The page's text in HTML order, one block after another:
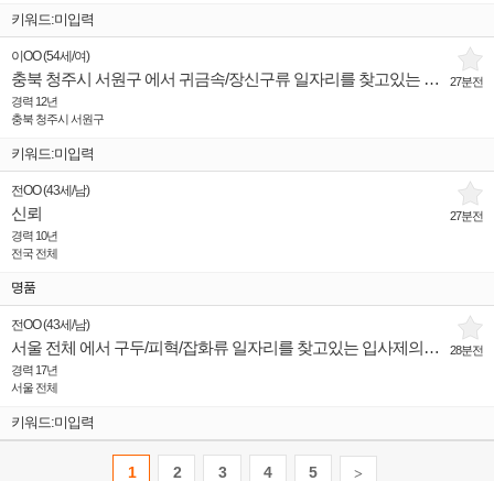
키워드:미입력
27분전
이OO(54세 /여)
충북 청주시 서원구 에서 귀금속/장신구류 일자리를 찾고있는 입사제의희망 인재입니다.
경력 12년
충북 청주시 서원구
키워드:미입력
27분전
전OO(43세 /남)
신뢰
경력 10년
전국 전체
명품
28분전
전OO(43세 /남)
서울 전체 에서 구두/피혁/잡화류 일자리를 찾고있는 입사제의희망 인재입니다.
경력 17년
서울 전체
키워드:미입력
1 2 3 4 5 >